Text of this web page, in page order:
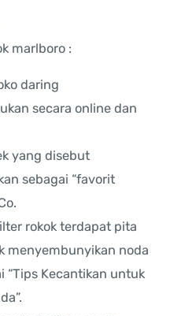
marlboro :
daring
secara online dan
yang disebut
sebagai “favorit
rokok terdapat pita
menyembunyikan noda
“Tips Kecantikan untuk